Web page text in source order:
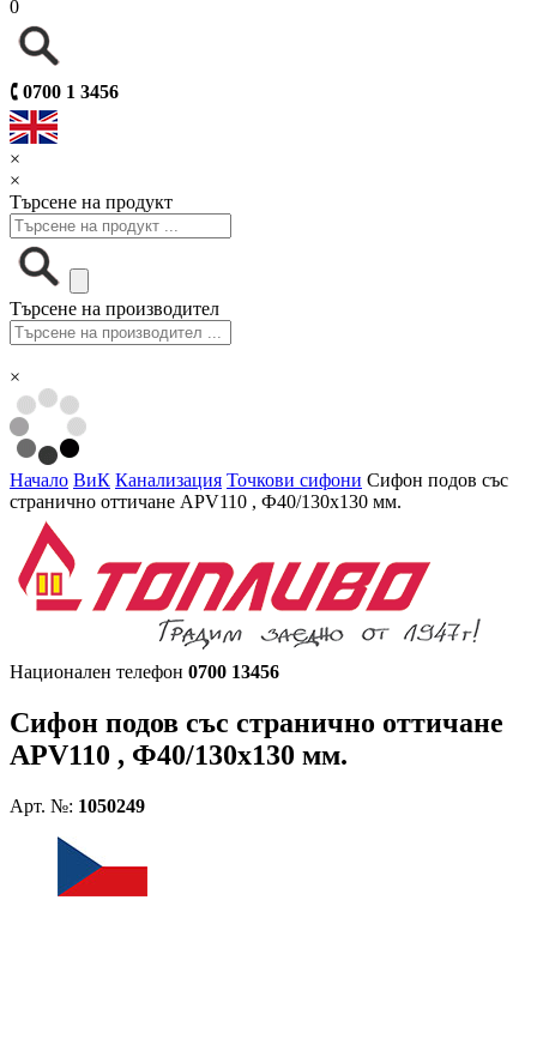
0
🕻 0700 1 3456
×
×
Търсене на продукт
Търсене на производител
×
Начало ВиК Канализация Точкови сифони Сифон подов със
странично оттичане APV110 , Ф40/130х130 мм.
Национален телефон 0700 13456
Сифон подов със странично оттичане
APV110 , Ф40/130х130 мм.
Арт. №: 1050249